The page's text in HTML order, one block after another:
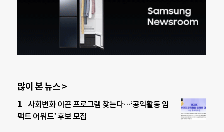
많이 본 뉴스 >
사회변화 이끈 프로그램 찾는다…‘공익활동 임
팩트 어워드’ 후보 모집